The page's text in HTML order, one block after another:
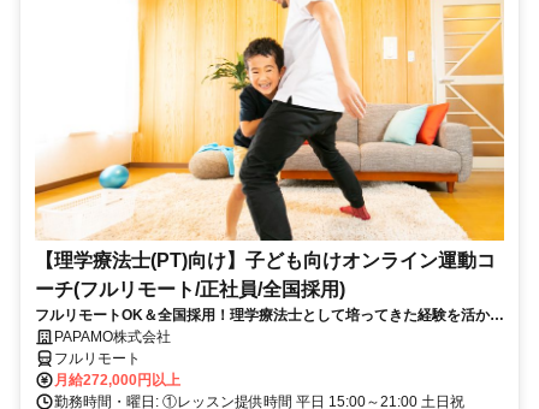
【理学療法士(PT)向け】子ども向けオンライン運動コ
ーチ(フルリモート/正社員/全国採用)
フルリモートOK＆全国採用！理学療法士として培ってきた経験を活かし
ながら子どもを支援でき、新しいキャリアを積めるお仕事です◎
PAPAMO株式会社
フルリモート
月給272,000円以上
勤務時間・曜日: ①レッスン提供時間 平日 15:00～21:00 土日祝